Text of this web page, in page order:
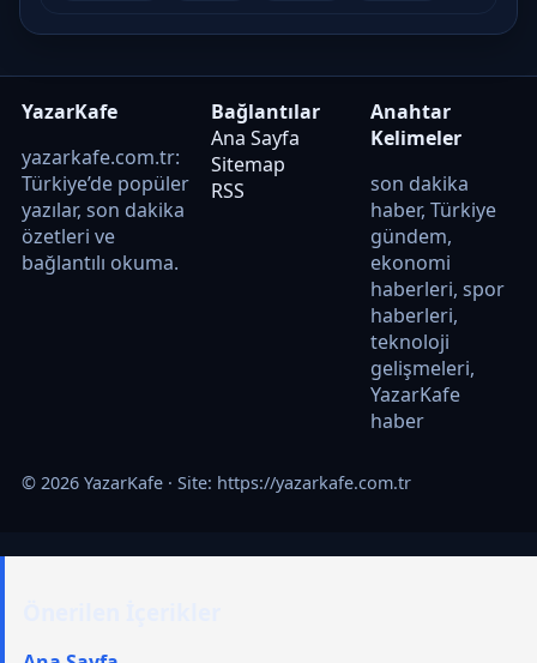
YazarKafe
yazarkafe.com.tr:
Türkiye’de popüler
yazılar, son dakika
özetleri ve
bağlantılı okuma.
Bağlantılar
Ana Sayfa
Sitemap
RSS
Anahtar
Kelimeler
son dakika
haber, Türkiye
gündem,
ekonomi
haberleri, spor
haberleri,
teknoloji
gelişmeleri,
YazarKafe
haber
© 2026 YazarKafe · Site: https://yazarkafe.com.tr